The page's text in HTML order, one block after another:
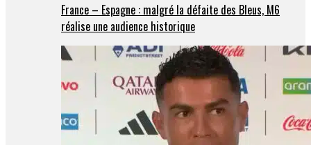
France – Espagne : malgré la défaite des Bleus, M6
réalise une audience historique